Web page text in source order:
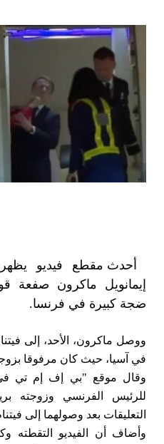
أحدث مقطع فيديو
إيمانويل ماكرون صفعة
ضجة كبيرة في فرنسا.
ووصل ماكرون، الأحد، إلى
في آسيا، حيث كان مرفوقا
وقال موقع "بي إف إم تي
للرئيس الفرنسي وزوجته
التعليقات بعد وصولهما إلى
وأضاف أن الفيديو التقطته